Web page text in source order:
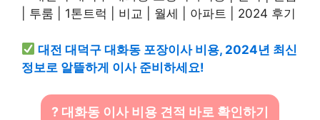
대전 대덕구 대화동 포장이사 비용, 2024년 최신
정보로 알뜰하게 이사 준비하세요!
? 대화동 이사 비용 견적 바로 확인하기